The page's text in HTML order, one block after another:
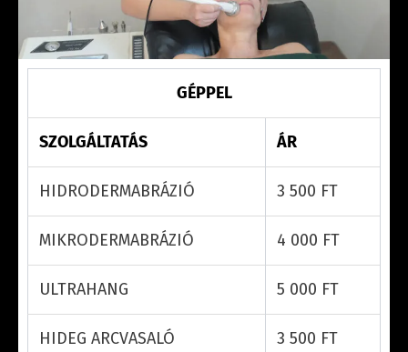
GÉPPEL
SZOLGÁLTATÁS ÁR
HIDRODERMABRÁZIÓ 3 500 FT
MIKRODERMABRÁZIÓ 4 000 FT
ULTRAHANG 5 000 FT
HIDEG ARCVASALÓ 3 500 FT